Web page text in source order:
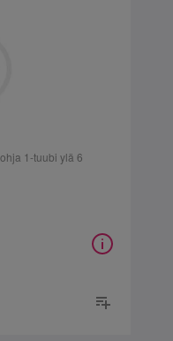
1-tuubi ylä 6